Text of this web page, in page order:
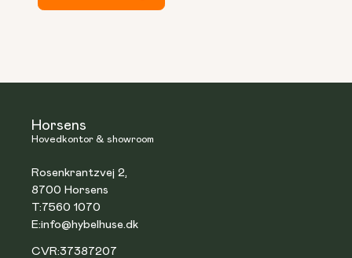
Horsens
Hovedkontor & showroom
Rosenkrantzvej 2,
8700 Horsens
T:7560 1070
E:info@hybelhuse.dk
CVR:37387207